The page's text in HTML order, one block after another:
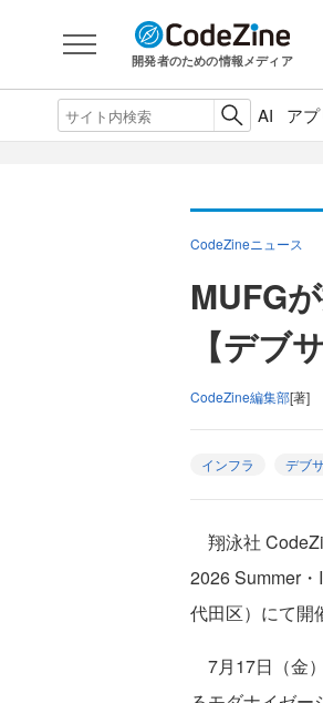
開発者のための情報メディア
AI ア
CodeZineニュース
MUFG
【デブ
CodeZine編集部[著]
インフラ デブ
翔泳社
2026 Summer
代田区）にて開
7月17日（金